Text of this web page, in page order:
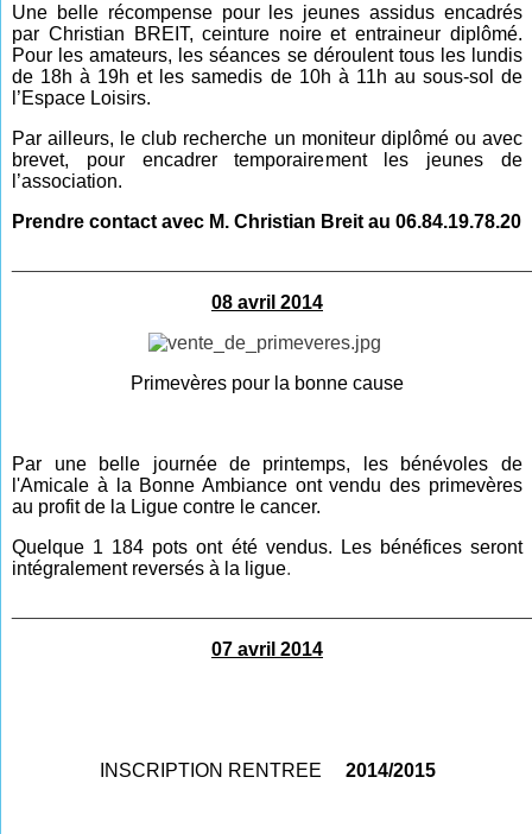
Une belle récompense pour les jeunes assidus encadrés
par Christian BREIT, ceinture noire et entraineur diplômé.
Pour les amateurs, les séances se déroulent tous les lundis
de 18h à 19h et les samedis de 10h à 11h au sous-sol de
l’Espace Loisirs.
Par ailleurs, le club recherche un moniteur diplômé ou avec
brevet, pour encadrer temporairement les jeunes de
l’association.
Prendre contact avec M. Christian Breit au 06.84.19.78.20
08 avril 2014
Primevères pour la bonne cause
Par une belle journée de printemps, les bénévoles de
l'Amicale à la Bonne Ambiance ont vendu des primevères
au profit de la Ligue contre le cancer.
Quelque 1 184 pots ont été vendus. Les bénéfices seront
intégralement reversés à la ligue.
07 avril 2014
INSCRIPTION RENTREE 2014/2015